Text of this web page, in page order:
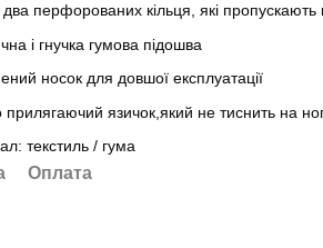
перфорованих кільця, які пропускають
і гнучка гумова підошва
носок для довшої експлуатації
прилягаючий язичок,який не тиснить на
текстиль / гума
Оплата